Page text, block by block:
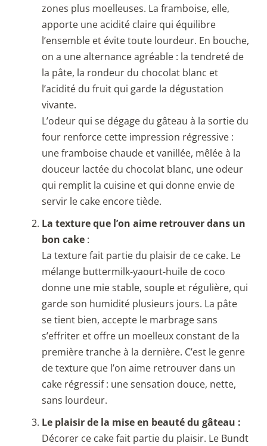
zones plus moelleuses. La framboise, elle,
apporte une acidité claire qui équilibre
l’ensemble et évite toute lourdeur. En bouche,
on a une alternance agréable : la tendreté de
la pâte, la rondeur du chocolat blanc et
l’acidité du fruit qui garde la dégustation
vivante.
L’odeur qui se dégage du gâteau à la sortie du
four renforce cette impression régressive :
une framboise chaude et vanillée, mêlée à la
douceur lactée du chocolat blanc, une odeur
qui remplit la cuisine et qui donne envie de
servir le cake encore tiède.
La texture que l’on aime retrouver dans un
bon cake :
La texture fait partie du plaisir de ce cake. Le
mélange buttermilk-yaourt-huile de coco
donne une mie stable, souple et régulière, qui
garde son humidité plusieurs jours. La pâte
se tient bien, accepte le marbrage sans
s’effriter et offre un moelleux constant de la
première tranche à la dernière. C’est le genre
de texture que l’on aime retrouver dans un
cake régressif : une sensation douce, nette,
sans lourdeur.
Le plaisir de la mise en beauté du gâteau :
Décorer ce cake fait partie du plaisir. Le Bundt